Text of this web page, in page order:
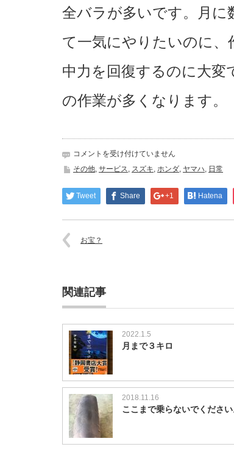
全バラが多いです。月に
て一気にやりたいのに、
中力を回復するのに大変
の作業が多くなります。
最
近
い
修
は
コメントを受け付けていません
その他, サービス, スズキ, ホンダ, ヤマハ, 日常
Tweet Share +1 Hatena
お宝？
関連記事
2022.1.5
月まで３キロ
2018.11.16
ここまで乗らないでください